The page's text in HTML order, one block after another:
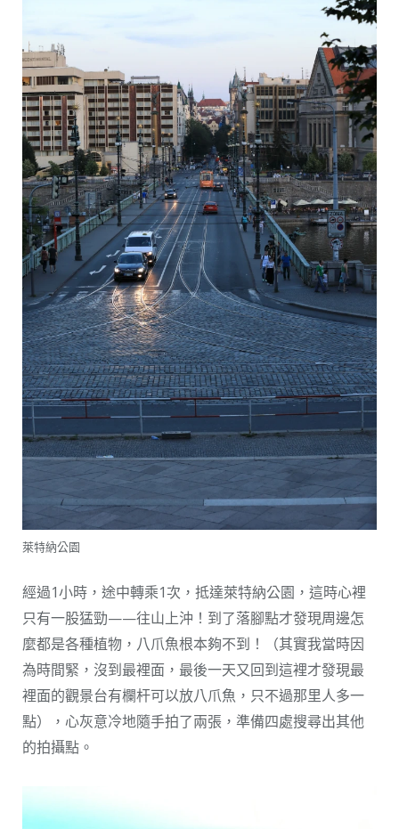
萊特納公園
經過1小時，途中轉乘1次，抵達萊特納公園，這時心裡
只有一股猛勁——往山上沖！到了落腳點才發現周邊怎
麼都是各種植物，八爪魚根本夠不到！（其實我當時因
為時間緊，沒到最裡面，最後一天又回到這裡才發現最
裡面的觀景台有欄杆可以放八爪魚，只不過那里人多一
點），心灰意冷地隨手拍了兩張，準備四處搜尋出其他
的拍攝點。